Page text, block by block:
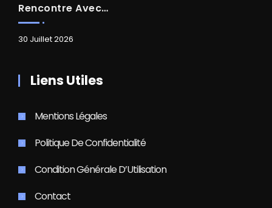
Rencontre Avec Madame Isabelle FAMARO
30 Juillet 2026
Liens Utiles
Mentions Légales
Politique De Confidentialité
Condition Générale D’Utilisation
Contact